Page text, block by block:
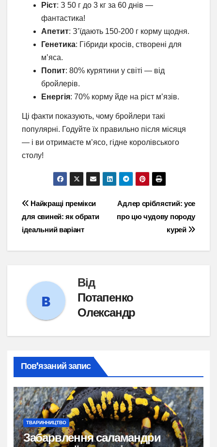
Ріст: З 50 г до 3 кг за 60 днів —
фантастика!
Апетит: З’їдають 150-200 г корму щодня.
Генетика: Гібриди кросів, створені для
м’яса.
Попит: 80% курятини у світі — від
бройлерів.
Енергія: 70% корму йде на ріст м’язів.
Ці факти показують, чому бройлери такі
популярні. Годуйте їх правильно після місяця
— і ви отримаєте м’ясо, гідне королівського
столу!
Навігація
записів
Адлер сріблястий: усе
про цю чудову породу
курей
Найкращі премікси
для свиней: як обрати
ідеальний варіант
Від
Потапенко
Олександр
Пов’язаний запис
ТВАРИННИЦТВО
Забарвлення саламандри